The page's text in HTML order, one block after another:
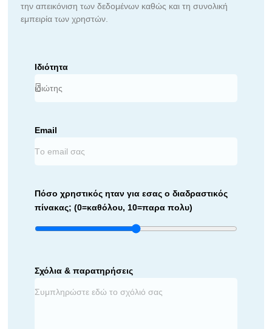
την απεικόνιση των δεδομένων καθώς και τη συνολική
εμπειρία των χρηστών.
Ιδιότητα
Email
Πόσο χρηστικός ηταν για εσας ο διαδραστικός
πίνακας; (0=καθόλου, 10=παρα πολυ)
Σχόλια & παρατηρήσεις